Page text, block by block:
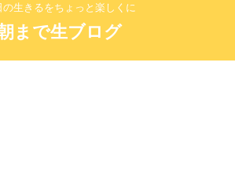
の生きるをちょっと楽しくに
まで生ブログ